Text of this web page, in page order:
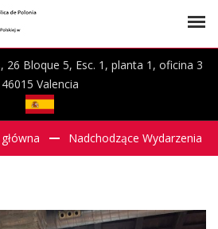
26 Bloque 5, Esc. 1, planta 1, oficina 3
46015 Valencia
Nadchodzące Wydarzenia